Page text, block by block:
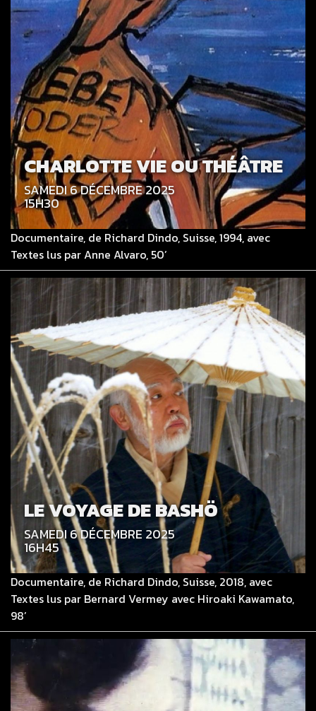
CHARLOTTE VIE OU THÉÂTRE
SAMEDI 6 DÉCEMBRE 2025
15H30
Documentaire, de Richard Dindo, Suisse, 1994, avec
Textes lus par Anne Alvaro, 50’
LE VOYAGE DE BASHÖ
SAMEDI 6 DÉCEMBRE 2025
16H45
Documentaire, de Richard Dindo, Suisse, 2018, avec
Textes lus par Bernard Vermey avec Hiroaki Kawamato,
98’